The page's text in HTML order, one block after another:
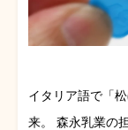
イタリア語で「
来。 森永乳業の